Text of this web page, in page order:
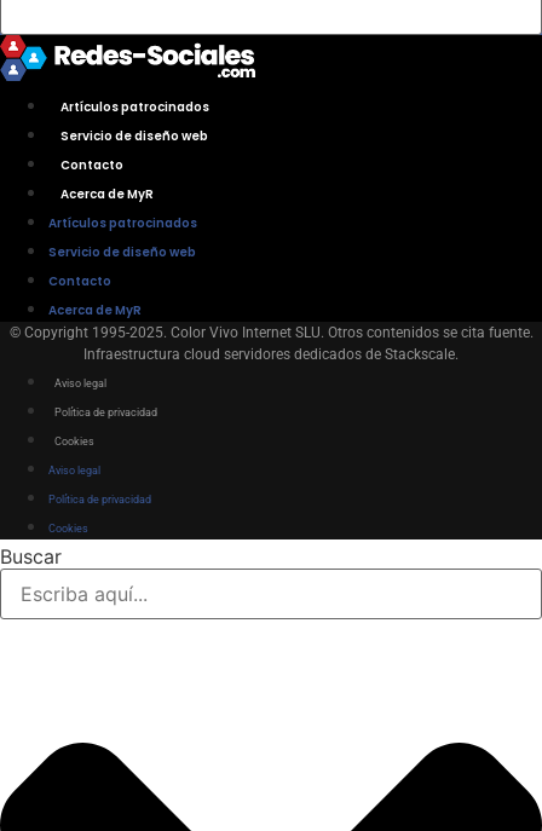
Artículos patrocinados
Servicio de diseño web
Contacto
Acerca de MyR
Artículos patrocinados
Servicio de diseño web
Contacto
Acerca de MyR
© Copyright 1995-2025. Color Vivo Internet SLU. Otros contenidos se cita fuente.
Infraestructura cloud servidores dedicados de Stackscale.
Aviso legal
Política de privacidad
Cookies
Aviso legal
Política de privacidad
Cookies
Buscar